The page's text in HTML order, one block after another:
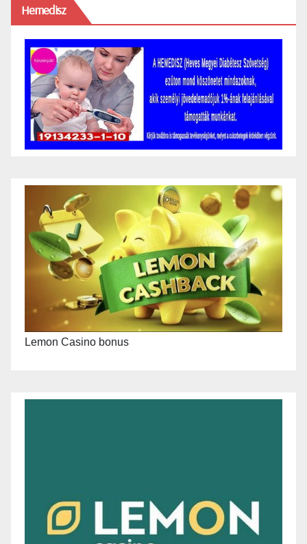
Hemedisz
Lemon Casino bonus